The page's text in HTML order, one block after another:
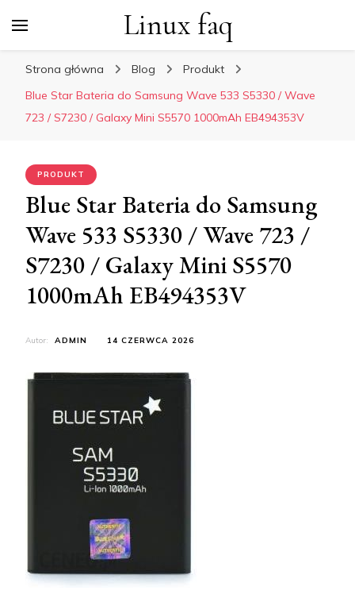
Linux faq
Strona główna Blog
Produkt
Blue Star Bateria do Samsung Wave 533 S5330 / Wave
723 / S7230 / Galaxy Mini S5570 1000mAh EB494353V
PRODUKT
Blue Star Bateria do Samsung
Wave 533 S5330 / Wave 723 /
S7230 / Galaxy Mini S5570
1000mAh EB494353V
Autor: ADMIN 14 CZERWCA 2026